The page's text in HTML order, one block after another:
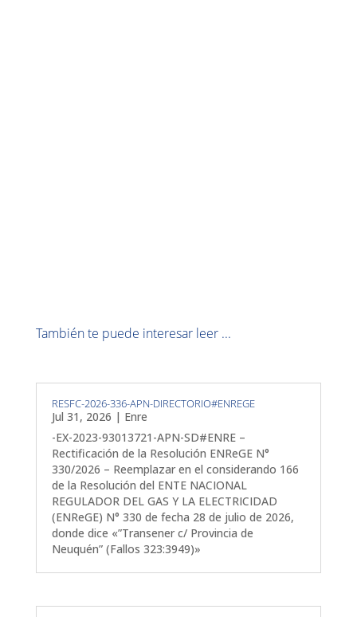
También te puede interesar leer ...
RESFC-2026-336-APN-DIRECTORIO#ENREGE
Jul 31, 2026 | Enre
-EX-2023-93013721-APN-SD#ENRE –
Rectificación de la Resolución ENReGE N°
330/2026 – Reemplazar en el considerando 166
de la Resolución del ENTE NACIONAL
REGULADOR DEL GAS Y LA ELECTRICIDAD
(ENReGE) N° 330 de fecha 28 de julio de 2026,
donde dice «”Transener c/ Provincia de
Neuquén” (Fallos 323:3949)»